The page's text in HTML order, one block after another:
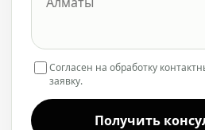
Согласен на обработку
заявку.
Получить